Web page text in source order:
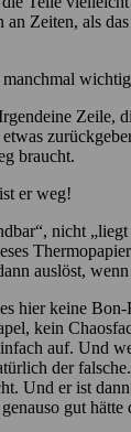
an Zeiten, als
Zeile,
braucht.
er weg!
nicht
auslöst,
hier keine
kein
auf. Und
der
Und er ist
gut